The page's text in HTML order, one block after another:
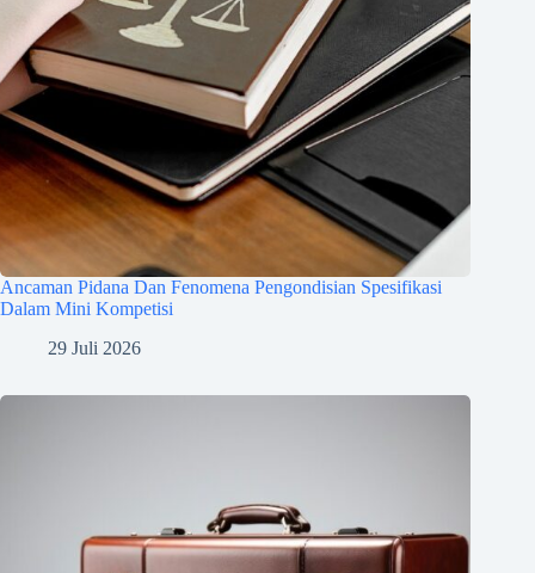
Ancaman Pidana Dan Fenomena Pengondisian Spesifikasi
Dalam Mini Kompetisi
29 Juli 2026